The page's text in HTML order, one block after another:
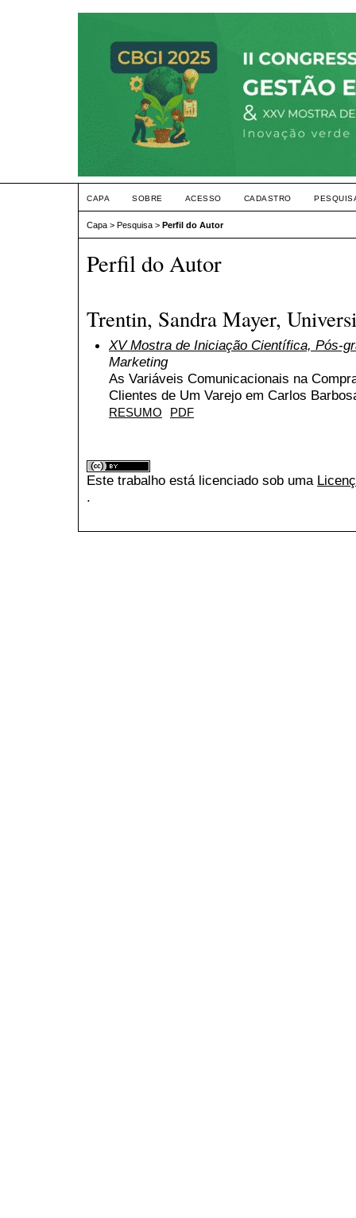
CAPA SOBRE ACESSO CADASTRO
Capa > Pesquisa > Perfil do Autor
Perfil do Autor
Trentin, Sandra Mayer,
XV Mostra de Iniciação Científica, Pós-
Marketing
As Variáveis Comunicacionais na
Clientes de Um Varejo em Carlos
RESUMO PDF
Este trabalho está licenciado sob uma
.